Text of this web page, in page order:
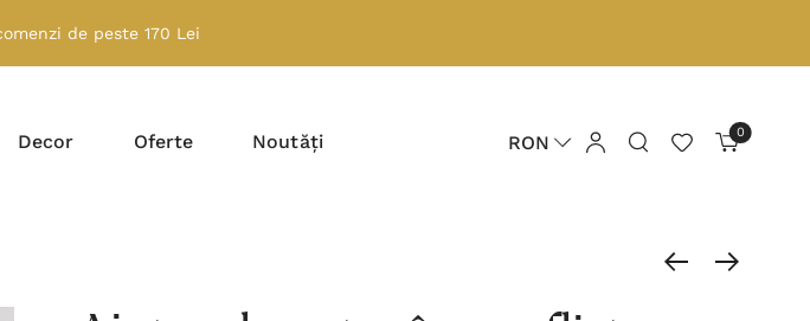
de peste 170 Lei
Decor Oferte Noutăți RON 0